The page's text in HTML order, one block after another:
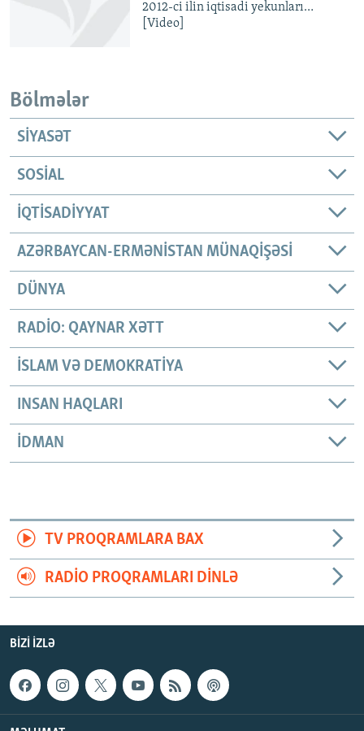
2012-ci ilin iqtisadi yekunları…
[Video]
Bölmələr
SIYASƏT
SOSIAL
İQTISADIYYAT
AZƏRBAYCAN-ERMƏNISTAN MÜNAQIŞƏSI
DÜNYA
RADIO: QAYNAR XƏTT
İSLAM VƏ DEMOKRATIYA
INSAN HAQLARI
İDMAN
TV PROQRAMLARA BAX
RADIO PROQRAMLARI DINLƏ
BIZI IZLƏ